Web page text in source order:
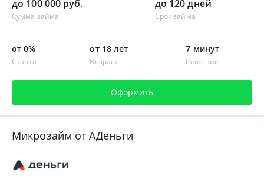
до 100 000 руб.
Сумма займа
до 120 дней
Срок займа
от 0%
Ставка
от 18 лет
Возраст
7 минут
Решение
Оформить
Микрозайм от АДеньги